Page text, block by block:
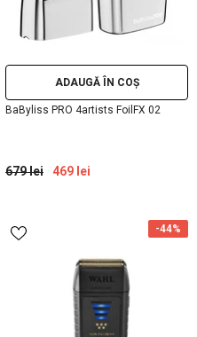
ADAUGĂ ÎN COȘ
BaByliss PRO 4artists FoilFX 02
679 lei 469 lei
-44%